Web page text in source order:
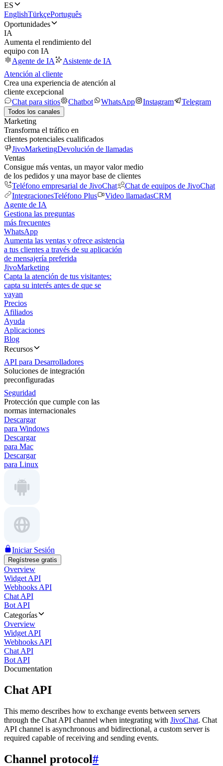
ES
EnglishTürkçePortuguês
Oportunidades
IA
Aumenta el rendimiento del
equipo con IA
Agente de IA
Asistente de IA
Atención al cliente
Crea una experiencia de atención al
cliente excepcional
Chat para sitios
Chatbot WhatsApp Instagram Telegram
Todos los canales
Marketing
Transforma el tráfico en
clientes potenciales cualificados
JivoMarketingDevolución de llamadas
Ventas
Consigue más ventas, un mayor valor medio
de los pedidos y una mayor base de clientes
Teléfono empresarial de JivoChat
Chat de equipos de JivoChat
IntegracionesTeléfono Plus Video llamadasCRM
Agente de IA
Gestiona las preguntas
más frecuentes
WhatsApp
Aumenta las ventas y ofrece asistencia
a tus clientes a través de su aplicación
de mensajería preferida
JivoMarketing
Capta la atención de tus visitantes:
capta su interés antes de que se
vayan
Precios
Afiliados
Ayuda
Aplicaciones
Blog
Recursos
API para Desarrolladores
Soluciones de integración
preconfiguradas
Seguridad
Protección que cumple con las
normas internacionales
Descargar
para Windows
Descargar
para Mac
Descargar
para Linux
Iniciar Sesión
Regístrese gratis
Overview
Widget API
Webhooks API
Chat API
Bot API
Categorías
Overview
Widget API
Webhooks API
Chat API
Bot API
Documentation
Chat API
This memo describes how to exchange events between servers
through the Chat API channel when integrating with JivoChat. Chat
API channel is asynchronous and bidirectional, a custom server is
required capable of receiving and sending events.
Channel protocol#